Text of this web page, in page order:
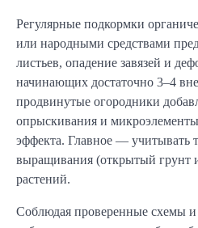
Регулярные подкормки
или народными средствами
листьев, опадение завязей и
начинающих достаточно 3–4
продвинутые огородники
опрыскивания и
эффекта. Главное — учитывать
выращивания (открытый грунт
растений.
Соблюдая проверенные схемы